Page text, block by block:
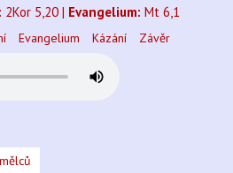
2Kor 5,20 | Evangelium: Mt 6,1
Evangelium Kázání Závěr